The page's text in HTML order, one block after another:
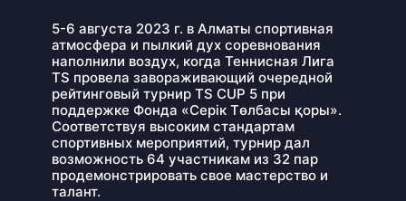
5-6 августа 2023 г. в Алматы спортивная
атмосфера и пылкий дух соревнования
наполнили воздух, когда Теннисная Лига
TS провела завораживающий очередной
рейтинговый турнир TS CUP 5 при
поддержке Фонда «Серік Tөлбасы қоры».
Соответствуя высоким стандартам
спортивных мероприятий, турнир дал
возможность 64 участникам из 32 пар
продемонстрировать свое мастерство и
талант.